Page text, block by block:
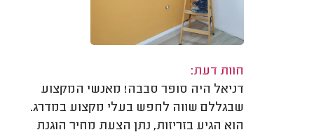
חוות דעת:
דניאל היה סופר סבבה! מאנשי המקצוע
שבגללם שווה לחפש בעלי מקצוע במדרג.
הוא הגיע בזריזות, נתן הצעת מחיר הוגנת